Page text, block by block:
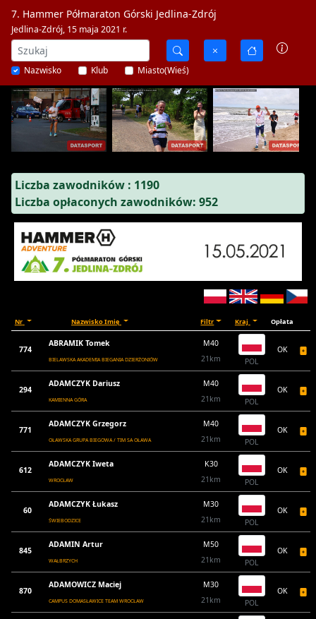
7. Hammer Półmaraton Górski Jedlina-Zdrój
Jedlina-Zdrój, 15 maja 2021 r.
Nazwisko Klub Miasto(Wieś)
Liczba zawodników : 1190
Liczba opłaconych zawodników: 952
Nr Nazwisko Imię Filtr Kraj Opłata
774
ABRAMIK Tomek
BIELAWSKA AKADEMIA BIEGANIA DZIERŻONIÓW
M40
21km
POL
OK
294
ADAMCZYK Dariusz
KAMIENNA GÓRA
M40
21km
POL
OK
771
ADAMCZYK Grzegorz
OŁAWSKA GRUPA BIEGOWA / TIM SA OŁAWA
M40
21km
POL
OK
612
ADAMCZYK Iweta
WROCŁAW
K30
21km
POL
OK
60
ADAMCZYK Łukasz
ŚWIEBODZICE
M30
21km
POL
OK
845
ADAMIN Artur
WAŁBRZYCH
M50
21km
POL
OK
870
ADAMOWICZ Maciej
CAMPUS DOMASŁAWICE TEAM WROCŁAW
M30
21km
POL
OK